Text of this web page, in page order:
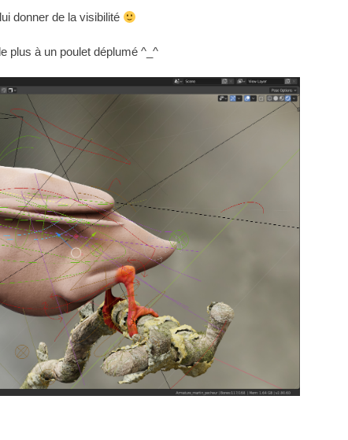
donner de la visibilité
plus à un poulet déplumé ^_^